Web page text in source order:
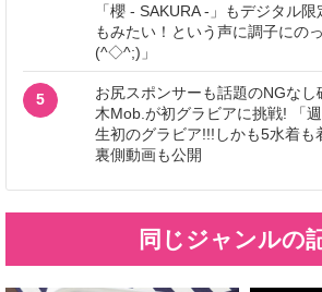
「櫻 - SAKURA -」もデジタル
もみたい！という声に調子にの
(^◇^;)」
5
お尻スポンサーも話題のNGな
木Mob.が初グラビアに挑戦! 「
生初のグラビア!!!しかも5水着も
裏側動画も公開
同じジャンルの